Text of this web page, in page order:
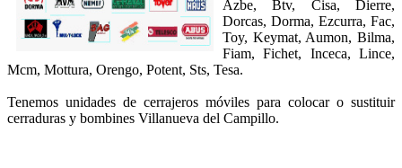
Azbe, Btv, Cisa, Dierre,
Dorcas, Dorma, Ezcurra, Fac,
Toy, Keymat, Aumon, Bilma,
Fiam, Fichet, Inceca, Lince,
Mcm, Mottura, Orengo, Potent, Sts, Tesa.
Tenemos unidades de cerrajeros móviles para colocar o sustituir
cerraduras y bombines Villanueva del Campillo.